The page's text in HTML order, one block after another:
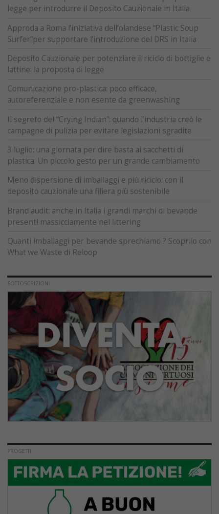
legge per introdurre il Deposito Cauzionale in Italia
Approda a Roma l’iniziativa dell’olandese “Plastic Soup
Surfer”per supportare l’introduzione del DRS in Italia
Deposito Cauzionale per potenziare il riciclo di bottiglie e
lattine: la proposta di legge
Comunicazione pro-plastica: poco efficace,
autoreferenziale e non esente da greenwashing
Il segreto del “Crying Indian”: quando l’industria creò le
campagne di pulizia per evitare legislazioni sgradite
3 luglio: una giornata per dire basta ai sacchetti di
plastica. Un piccolo gesto per un grande cambiamento
Meno dispersione di imballaggi e più riciclo: con il
deposito cauzionale una filiera più sostenibile
Brand audit: anche in Italia i grandi marchi di bevande
presenti massicciamente nel littering
Quanti imballaggi per bevande sprechiamo ? Scoprilo con
What we Waste di Reloop
SOTTOSCRIZIONI
PROGETTI